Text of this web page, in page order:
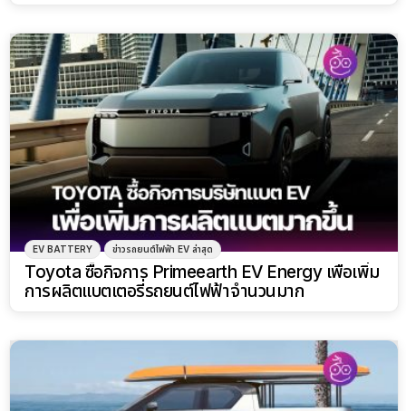
EV BATTERY ข่าวรถยนต์ไฟฟ้า EV ล่าสุด
Toyota ซื้อกิจการ Primeearth EV Energy เพื่อเพิ่ม
การผลิตแบตเตอรี่รถยนต์ไฟฟ้าจำนวนมาก